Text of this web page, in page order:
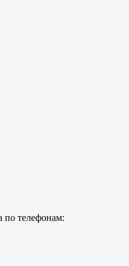
по телефонам: